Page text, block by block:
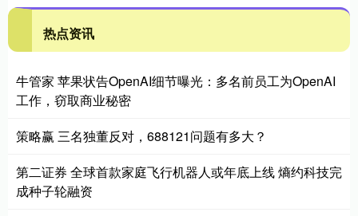
热点资讯
牛管家 苹果状告OpenAI细节曝光：多名前员工为OpenAI
工作，窃取商业秘密
策略赢 三名独董反对，688121问题有多大？
第二证券 全球首款家庭飞行机器人或年底上线 熵约科技完
成种子轮融资